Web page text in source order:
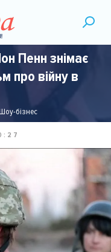
Пенн знімає
про війну в
Шоу-бізнес